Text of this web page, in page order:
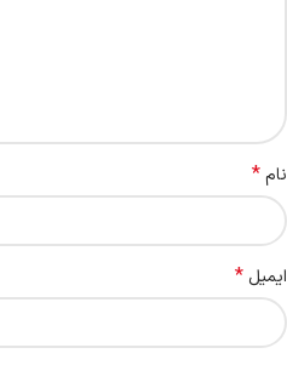
نام*
ایمیل *